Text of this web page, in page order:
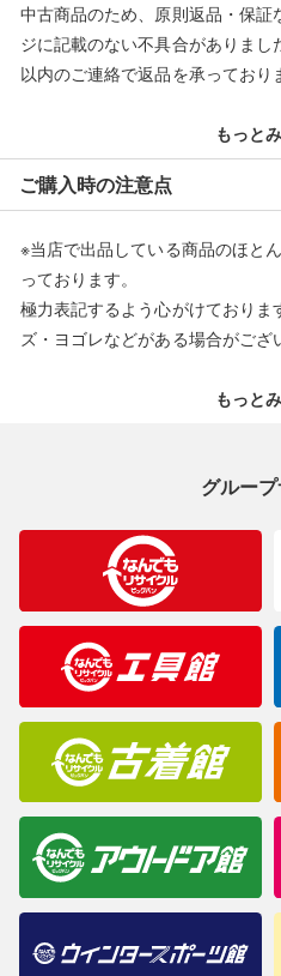
中古商品のため、原則返品・保
ジに記載のない不具合がありま
以内のご連絡で返品を承っており
配送料ともに当社負担で対応いた
※オンラインストアで購入頂いた
できません。また、商品の修理及
返品・交換について
もっと
ご購入時の注意点
※当店で出品している商品のほと
っております。
極力表記するよう心がけており
ズ・ヨゴレなどがある場合がござ
ご理解くださいますようお願い申
合がございますのでご了承くださ
※表記したカラー名は、当社が判
製造元が定めたカラー名と異なる
明なことがありましたらご購入前
商品について
もっと
グルー